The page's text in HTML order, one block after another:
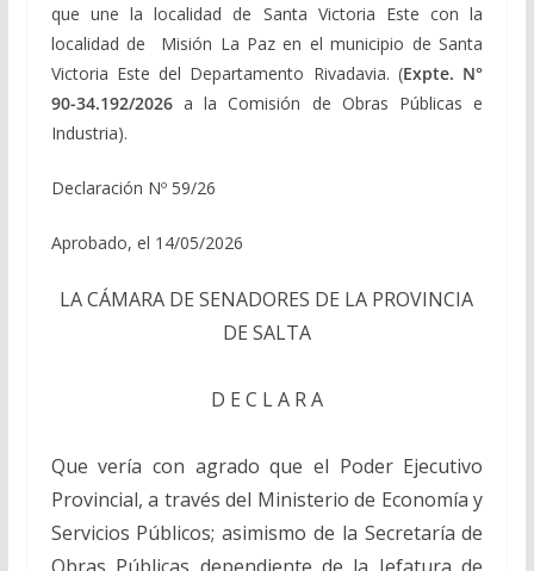
que une la localidad de Santa Victoria Este con la
localidad de Misión La Paz en el municipio de Santa
Victoria Este del Departamento Rivadavia. (Expte. N°
90-34.192/2026a la Comisión de Obras Públicas e
Industria).
Declaración Nº 59/26
Aprobado, el 14/05/2026
LA CÁMARA DE SENADORES DE LA PROVINCIA
DE SALTA
D E C L A R A
Que vería con agrado que el Poder Ejecutivo
Provincial, a través del Ministerio de Economía y
Servicios Públicos; asimismo de la Secretaría de